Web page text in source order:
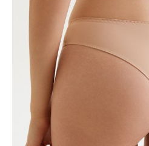
Tabela rozmiarów
98/M
102/L
Ilość: